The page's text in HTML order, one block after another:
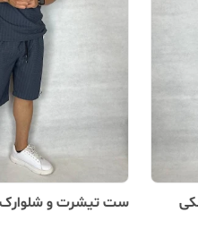
ست تیشرت و شلوارک